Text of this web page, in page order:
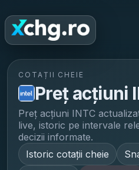
COTAȚII CHEIE
Preț acțiuni
Preț acțiuni INTC
live, istoric pe intervale
decizii informate.
Istoric cotații cheie